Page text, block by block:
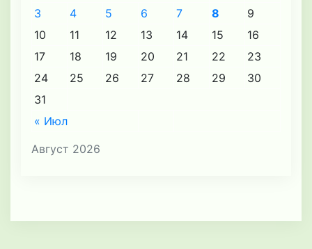
Август 2026
« Июл
3
4 5 6 7 8
9
10
11 12 13 14 15
16
17
18 19 20 21 22
23
24
25 26 27 28 29
30
31